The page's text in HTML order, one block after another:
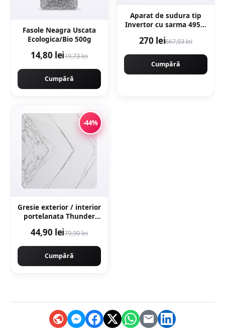
Fasole Neagra Uscata
Ecologica/Bio 500g
14,80 lei19,73 lei
Cumpără
Aparat de sudura tip
Invertor cu sarma 495A,
LIFT optional) afisaj
MASH IGBT TEHNOLOGY
ULTRA HYBRID POWER,
270 lei667,03 lei
Cumpără
-44%
Gresie exterior / interior
portelanata Thunder
120 cm lucioasa
44,90 lei79,90 lei
Cumpără